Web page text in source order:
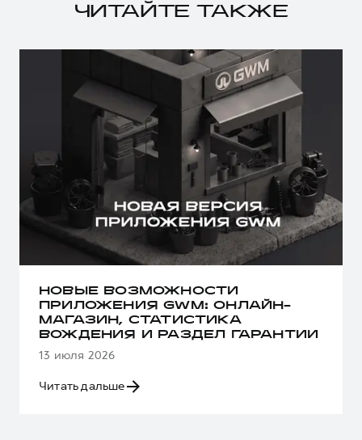
ЧИТАЙТЕ ТАКЖЕ
НОВЫЕ ВОЗМОЖНОСТИ
ПРИЛОЖЕНИЯ GWM: ОНЛАЙН-
МАГАЗИН, СТАТИСТИКА
ВОЖДЕНИЯ И РАЗДЕЛ ГАРАНТИИ
13 июля 2026
Читать дальше